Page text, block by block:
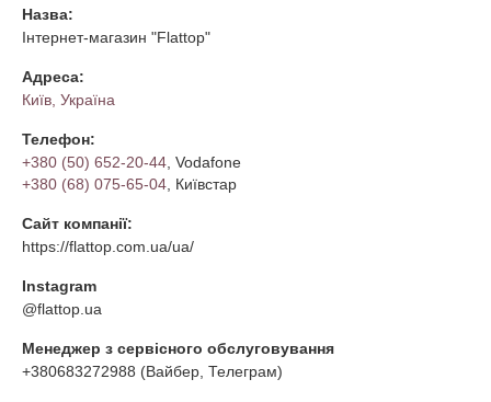
Назва:
Інтернет-магазин "Flattop"
Адреса:
Київ, Україна
Телефон:
+380 (50) 652-20-44 , Vodafone
+380 (68) 075-65-04 , Київстар
Сайт компанії:
https://flattop.com.ua/ua/
Instagram
@flattop.ua
Менеджер з сервісного обслуговування
+380683272988 (Вайбер, Телеграм)